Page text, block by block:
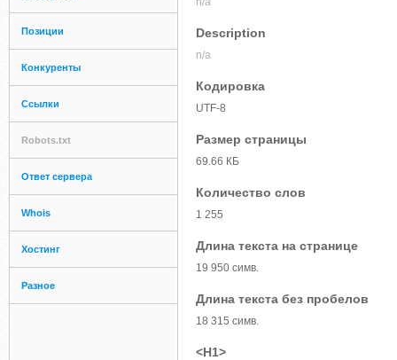
Позиции
Конкуренты
Ссылки
Robots.txt
Ответ сервера
Whois
Хостинг
Разное
Description
n/a
Кодировка
UTF-8
Размер страницы
69.66 КБ
Количество слов
1 255
Длина текста на странице
19 950 симв.
Длина текста без пробелов
18 315 симв.
<H1>